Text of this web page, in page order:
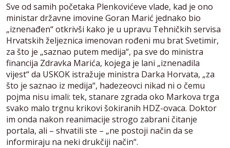
Sve od samih početaka Plenkovićeve vlade, kad je ono
ministar državne imovine Goran Marić jednako bio
„iznenađen“ otkrivši kako je u upravu Tehničkih servisa
Hrvatskih željeznica imenovan rođeni mu brat Svetimir,
za što je „saznao putem medija“, pa sve do ministra
financija Zdravka Marića, kojega je lani „iznenadila
vijest“ da USKOK istražuje ministra Darka Horvata, „za
što je saznao iz medija“, hadezeovci nikad ni o čemu
pojma nisu imali: tek, stanare zgrada oko Markova trga
svako malo trgnu krikovi šokiranih HDZ-ovaca. Doktor
im onda nakon reanimacije strogo zabrani čitanje
portala, ali – shvatili ste – „ne postoji način da se
informiraju na neki drukčiji način“.